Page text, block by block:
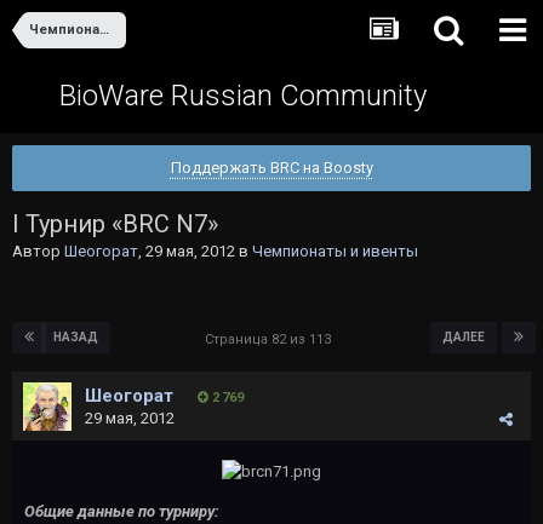
Чемпионаты и ивенты
BioWare Russian Community
Поддержать BRC на Boosty
I Турнир «ВRС N7»
Автор Шеогорат, 29 мая, 2012 в Чемпионаты и ивенты
НАЗАД ДАЛЕЕ
Страница 82 из 113
Шеогорат 2 769
29 мая, 2012
Общие данные по турниру: